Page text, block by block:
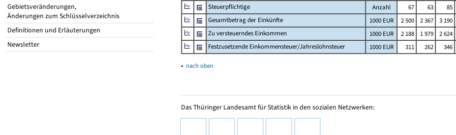
Gebietsveränderungen,
Änderungen zum Schlüsselverzeichnis
Definitionen und Erläuterungen
Newsletter
Steuerpflichtige
Anzahl 67 63 85
Gesamtbetrag der Einkünfte
1000 EUR 2 500 2 367 3 190
Zu versteuerndes Einkommen
1000 EUR 2 188 1 979 2 624
Festzusetzende Einkommensteuer/Jahreslohnsteuer
1000 EUR 311 262 346
▴ nach oben
Das Thüringer Landesamt für Statistik in den sozialen Netzwerken: